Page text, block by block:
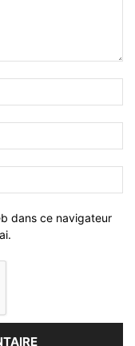
dans ce navigateur